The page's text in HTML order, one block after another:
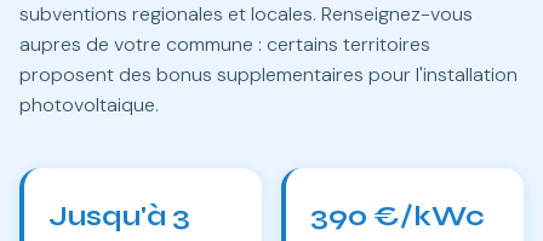
subventions regionales et locales. Renseignez-vous
aupres de votre commune : certains territoires
proposent des bonus supplementaires pour l'installation
photovoltaique.
Jusqu'à 3
390 €/kWc